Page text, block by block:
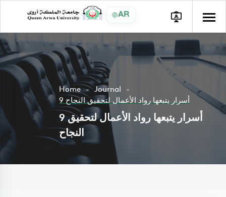
AR
Home
Journal
9 أسرار يتبعها رواد الأعمال لتحقيق النجاح
9 أسرار يتبعها رواد الأعمال لتحقيق
النجاح